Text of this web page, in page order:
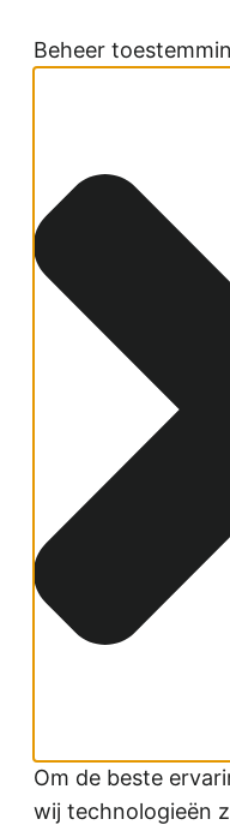
Beheer
Om de beste
wij technologieën